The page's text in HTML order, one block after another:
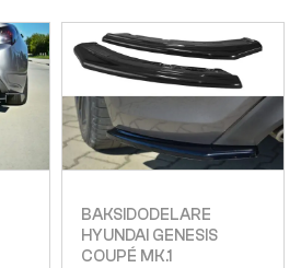
BAKSIDODELARE
HYUNDAI GENESIS
COUPÉ MK.1
Visa